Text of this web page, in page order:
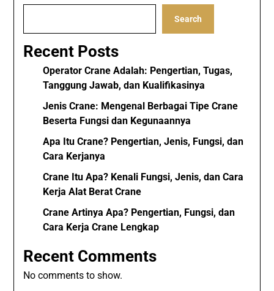
Search
Recent Posts
Operator Crane Adalah: Pengertian, Tugas,
Tanggung Jawab, dan Kualifikasinya
Jenis Crane: Mengenal Berbagai Tipe Crane
Beserta Fungsi dan Kegunaannya
Apa Itu Crane? Pengertian, Jenis, Fungsi, dan
Cara Kerjanya
Crane Itu Apa? Kenali Fungsi, Jenis, dan Cara
Kerja Alat Berat Crane
Crane Artinya Apa? Pengertian, Fungsi, dan
Cara Kerja Crane Lengkap
Recent Comments
No comments to show.